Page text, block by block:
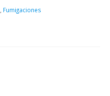
Fumigaciones